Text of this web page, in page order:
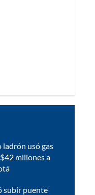
usó gas
millones a
subir puente